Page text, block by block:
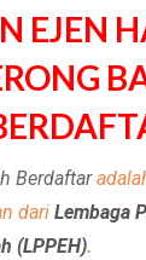
EJEN
Berdaftar
dari Lembaga
(LPPEH).